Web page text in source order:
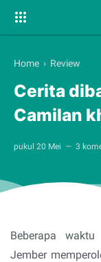
Home › Review
Cerita
Camilan
pukul 20 Mei 3
Beberapa
Jember